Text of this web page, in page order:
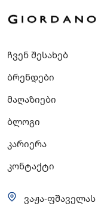
ჩვენ შესახებ
ბრენდები
მაღაზიები
ბლოგი
კარიერა
კონტაქტი
ვაჟა-